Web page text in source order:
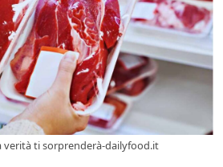
verità ti sorprenderà-dailyfood.it